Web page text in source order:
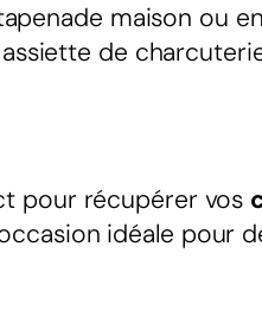
maison ou
de
pour récupérer vos
idéale pour